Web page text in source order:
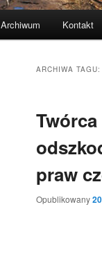
Archiwum Kontakt
ARCHIWA TAGU:
praw
Opublikowany